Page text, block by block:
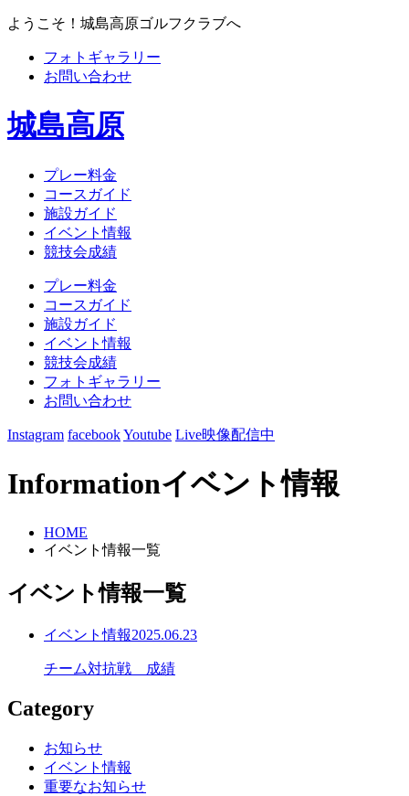
ようこそ！城島高原ゴルフクラブへ
フォトギャラリー
お問い合わせ
城島高原
プレー料金
コースガイド
施設ガイド
イベント情報
競技会成績
プレー料金
コースガイド
施設ガイド
イベント情報
競技会成績
フォトギャラリー
お問い合わせ
Instagram facebookYoutube Live映像配信中
Informationイベント情報
HOME
イベント情報一覧
イベント情報一覧
イベント情報2025.06.23
チーム対抗戦 成績
Category
お知らせ
イベント情報
重要なお知らせ